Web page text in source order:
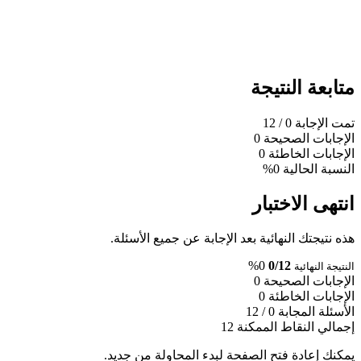
متابعة النتيجة
تمت الإجابة 0
/ 12
الإجابات الصحيحة 0
الإجابات الخاطئة 0
النسبة الحالية 0%
انتهى الاختبار
هذه نتيجتك النهائية بعد الإجابة عن جميع الأسئلة.
النتيجة النهائية 0/12
0%
الإجابات الصحيحة 0
الإجابات الخاطئة 0
الأسئلة المجابة 0 / 12
إجمالي النقاط الممكنة 12
يمكنك إعادة فتح الصفحة لبدء المحاولة من جديد.